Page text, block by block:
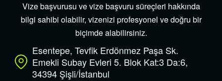
Esentepe, Tevfik Erdönmez Paşa Sk.
Emekli Subay Evleri 5. Blok Kat:3 Da:6,
34394 Şişli/İstanbul
Vize başvurusu ve vize başvuru süreçleri hakkında
bilgi sahibi olabilir, vizenizi profesyonel ve doğru bir
biçimde alabilirsiniz.